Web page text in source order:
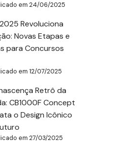
em 24/06/2025
Revoluciona
Novas Etapas e
para Concursos
em 12/07/2025
Retrô da
CB1000F Concept
o Design Icônico
em 27/03/2025